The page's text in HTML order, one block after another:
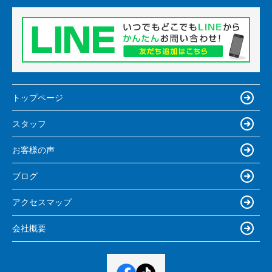
トップページ
スタッフ
お客様の声
ブログ
アクセスマップ
会社概要